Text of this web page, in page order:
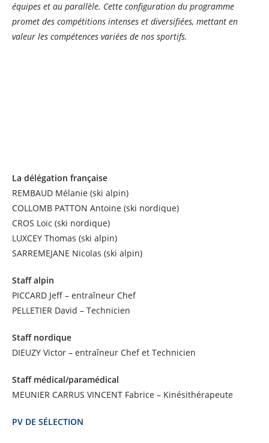
équipes et au parallèle. Cette configuration du programme
promet des compétitions intenses et diversifiées, mettant en
valeur les compétences variées de nos sportifs.
La délégation française
REMBAUD Mélanie (ski alpin)
COLLOMB PATTON Antoine (ski nordique)
CROS Loïc (ski nordique)
LUXCEY Thomas (ski alpin)
SARREMEJANE Nicolas (ski alpin)
Staff alpin
PICCARD Jeff – entraîneur Chef
PELLETIER David – Technicien
Staff nordique
DIEUZY Victor – entraîneur Chef et Technicien
Staff médical/paramédical
MEUNIER CARRUS VINCENT Fabrice – Kinésithérapeute
PV DE SÉLECTION